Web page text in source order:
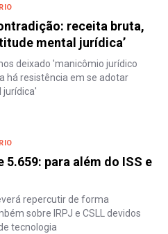
receita bruta,
mental jurídica’
deixado 'manicômio jurídico
há resistência em se adotar
jurídica'
5.659: para além do ISS e
repercutir de forma
sobre IRPJ e CSLL devidos
tecnologia